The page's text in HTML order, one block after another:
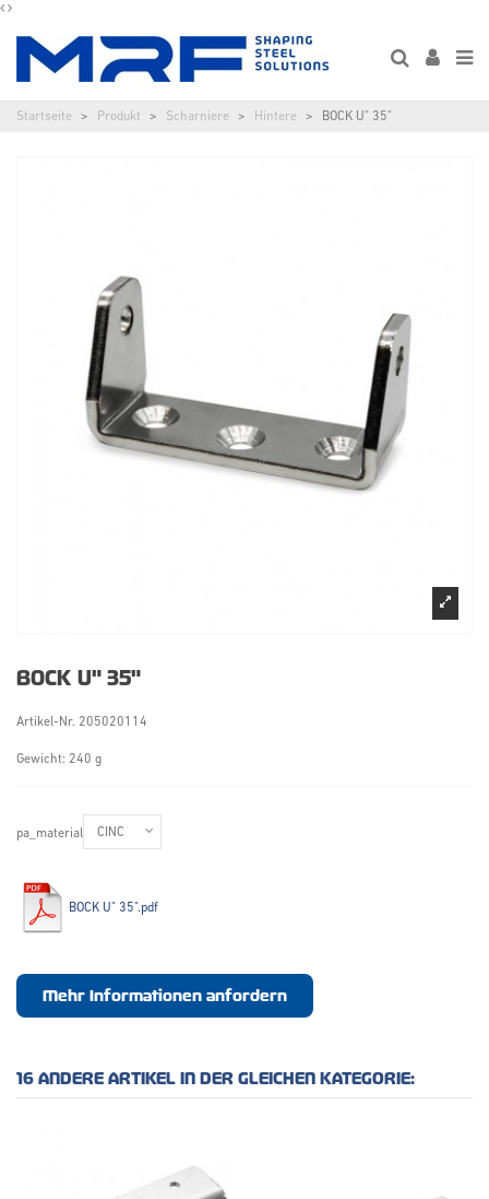
Startseite Produkt Scharniere Hintere BOCK U" 35"
BOCK U" 35"
Artikel-Nr. 205020114
Gewicht: 240 g
pa_material
BOCK U" 35".pdf
Mehr Informationen anfordern
16 ANDERE ARTIKEL IN DER GLEICHEN KATEGORIE: